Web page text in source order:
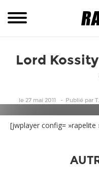
Lord
le 27 mai 2011 Publiépar
[jwplayer config= »rapelite